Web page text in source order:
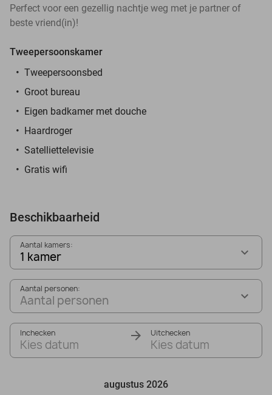
Perfect voor een gezellig nachtje weg met je partner of
beste vriend(in)!
Tweepersoonskamer
Tweepersoonsbed
Groot bureau
Eigen badkamer met douche
Haardroger
Satelliettelevisie
Gratis wifi
Beschikbaarheid
Aantal kamers:
1 kamer
Aantal personen:
Aantal personen
Inchecken
Kies datum
Uitchecken
Kies datum
augustus 2026